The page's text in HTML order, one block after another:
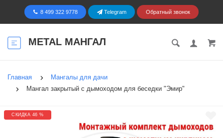
8 499 322 9778 Telegram Обратный звонок
METAL МАНГАЛ
Главная
Мангалы для дачи
Мангал закрытый с дымоходом для беседки "Эмир"
СКИДКА 46 %